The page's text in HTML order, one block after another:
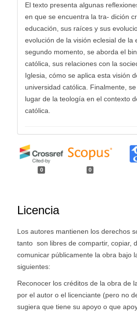
El texto presenta algunas
en que se encuentra la tra- dición
educación, sus raíces y sus
evolución de la visión eclesial de la
segundo momento, se aborda el
católica, sus relaciones con la
Iglesia, cómo se aplica esta visión
universidad católica. Finalmente,
lugar de la teología en el contexto
católica.
0 0
Licencia
Los autores mantienen los derechos
tanto son libres de compartir, copiar,
comunicar públicamente la obra bajo
siguientes:
Reconocer los créditos de la obra de
por el autor o el licenciante (pero no
sugiera que tiene su apoyo o que